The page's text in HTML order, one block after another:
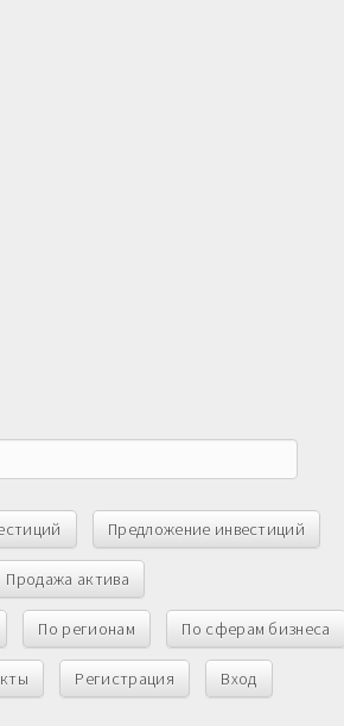
Предложение инвестиций
Продажа актива
По регионам По сферам бизнеса
Регистрация Вход